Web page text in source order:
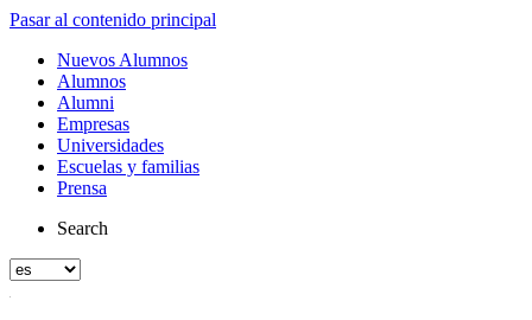
Pasar al contenido principal
Nuevos Alumnos
Alumnos
Alumni
Empresas
Universidades
Escuelas y familias
Prensa
Search